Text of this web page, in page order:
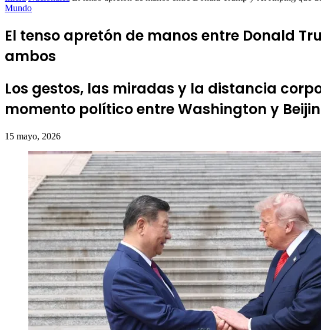
Mundo
El tenso apretón de manos entre Donald
ambos
Los gestos, las miradas y la distancia
momento político entre Washington y
15 mayo, 2026